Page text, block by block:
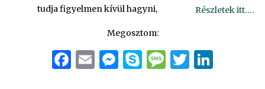
tudja figyelmen kívül hagyni,
Részletek itt….
Megosztom:
Facebook
EmailMessenger
Skype
Message
Twitter